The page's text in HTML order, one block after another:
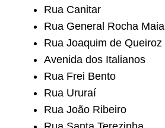
Rua Canitar
Rua General Rocha Maia
Rua Joaquim de Queiroz
Avenida dos Italianos
Rua Frei Bento
Rua Ururaí
Rua João Ribeiro